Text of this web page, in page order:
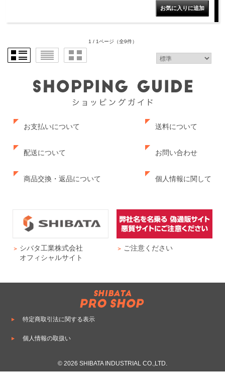
1 / 1ページ （全9件）
お支払いについて
配送について
商品交換・返品について
送料について
お問い合わせ
個人情報に関して
シバタ工業株式会社
オフィシャルサイト
ご注意ください
特定商取引法に関する表示
個人情報の取扱い
© 2026 SHIBATA INDUSTRIAL CO.,LTD.